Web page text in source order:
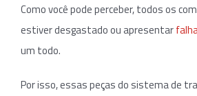
Como você pode perceber, todos os
estiver desgastado ou apresentar
um todo.
Por isso, essas peças do sistema de